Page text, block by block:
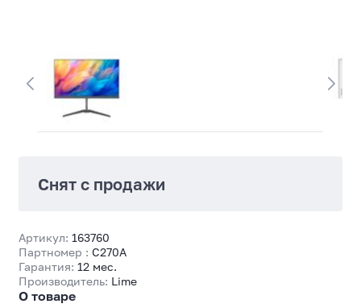
Артикул: 163760
Партномер : C270A
Гарантия: 12 мес.
Производитель: Lime
О товаре
Снят с продажи